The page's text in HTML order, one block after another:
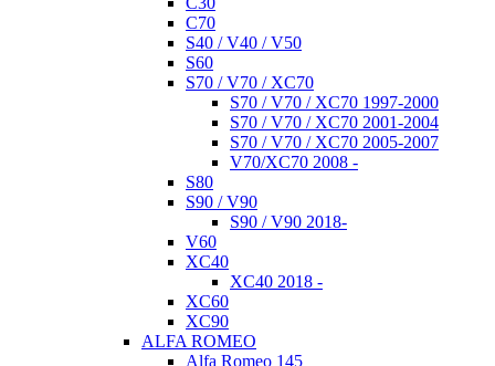
C70
S40 / V40 / V50
S60
S70 / V70 / XC70
S70 / V70 / XC70 1997-2000
S70 / V70 / XC70 2001-2004
S70 / V70 / XC70 2005-2007
V70/XC70 2008 -
S80
S90 / V90
S90 / V90 2018-
V60
XC40
XC40 2018 -
XC60
XC90
ALFA ROMEO
Alfa Romeo 145